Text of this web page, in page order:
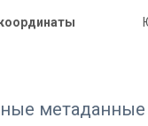
метаданные